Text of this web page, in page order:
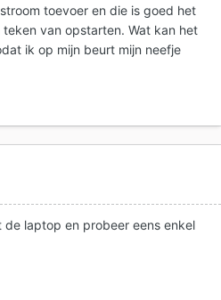
toevoer en die is goed het
van opstarten. Wat kan het
ik op mijn beurt mijn neefje
laptop en probeer eens enkel